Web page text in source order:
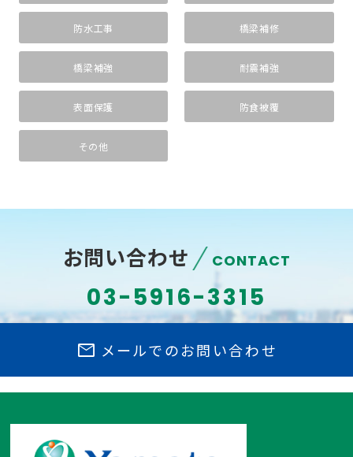
防水工事 橋梁補修
橋梁補強 耐震補強
表面保護 防食被覆
その他
お問い合わせ CONTACT
03-5916-3315
mail メールでのお問い合わせ